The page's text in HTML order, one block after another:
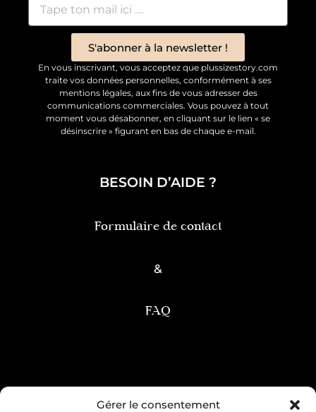
Gérer le consentement
S'abonner à la newsletter !
En vous inscrivant, vous acceptez que plussizestory.com
traite vos données personnelles, conformément à ses
mentions légales, aux fins de vous adresser des
communications commerciales. Vous pouvez à tout
moment vous désabonner, en cliquant sur le lien « se
désinscrire » figurant en bas de chaque e-mail.
BESOIN D’AIDE ?
Formulaire de contact
&
FAQ
Condition générale de vente